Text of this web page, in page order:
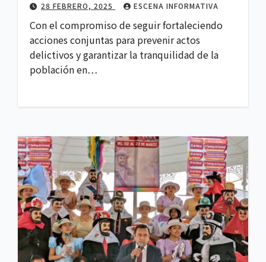
28 FEBRERO, 2025 ESCENA INFORMATIVA
Con el compromiso de seguir fortaleciendo
acciones conjuntas para prevenir actos
delictivos y garantizar la tranquilidad de la
población en…